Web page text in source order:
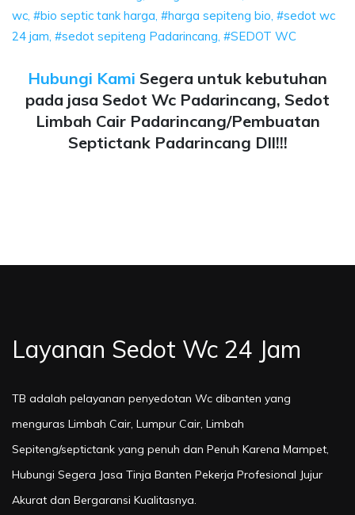
wc, #bio septic tank harga, #harga sepiteng bio, #sedot wc
24 jam, #sedot sepiteng Padarincang, #SEDOT WC
Hubungi Kami Segera untuk kebutuhan
pada jasa Sedot Wc Padarincang, Sedot
Limbah Cair Padarincang/Pembuatan
Septictank Padarincang Dll!!!
Layanan Sedot Wc 24 Jam
TB adalah pelayanan penyedotan Wc dibanten yang
menguras Limbah Cair, Lumpur Cair, Limbah
Sepiteng/septictank yang penuh dan Penuh Karena Mampet,
Hubungi Segera Jasa Tinja Banten Pekerja Profesional Jujur
Akurat dan Bergaransi Kualitasnya.